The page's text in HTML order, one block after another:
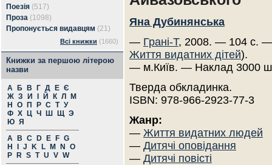
Поезія (517)
Проза (1098)
Пропонується видавцям (21)
Всі книжки (1660)
Книжки за першою літерою
назви
А Б В Г Д Е Є
Ж З И Й К Л
М
Н
О П Р С Т У
Ф Х Ц Ч Ш Щ Э
Ю Я
A
B C D E F G
H
J K L M N
O
P
R S T U V W
Яна Дубинянська
— Грані-Т, 2008. — 104 с. —
Життя видатних дітей).
— м.Київ. — Наклад 3000
Тверда обкладинка.
ISBN: 978-966-2923-77-3
Жанр:
— Життя видатних людей
— Дитячі оповідання
— Дитячі повісті